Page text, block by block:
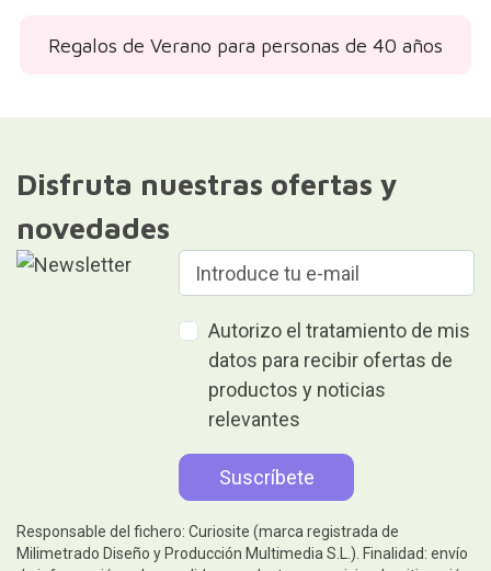
Regalos de Verano para personas de 40 años
Disfruta nuestras ofertas y
novedades
Autorizo el tratamiento de mis
datos para recibir ofertas de
productos y noticias
relevantes
Responsable del fichero: Curiosite (marca registrada de
Milimetrado Diseño y Producción Multimedia S.L.). Finalidad: envío